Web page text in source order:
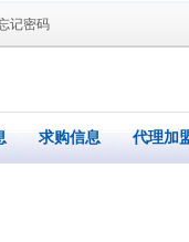
记密码
求购信息 代理加